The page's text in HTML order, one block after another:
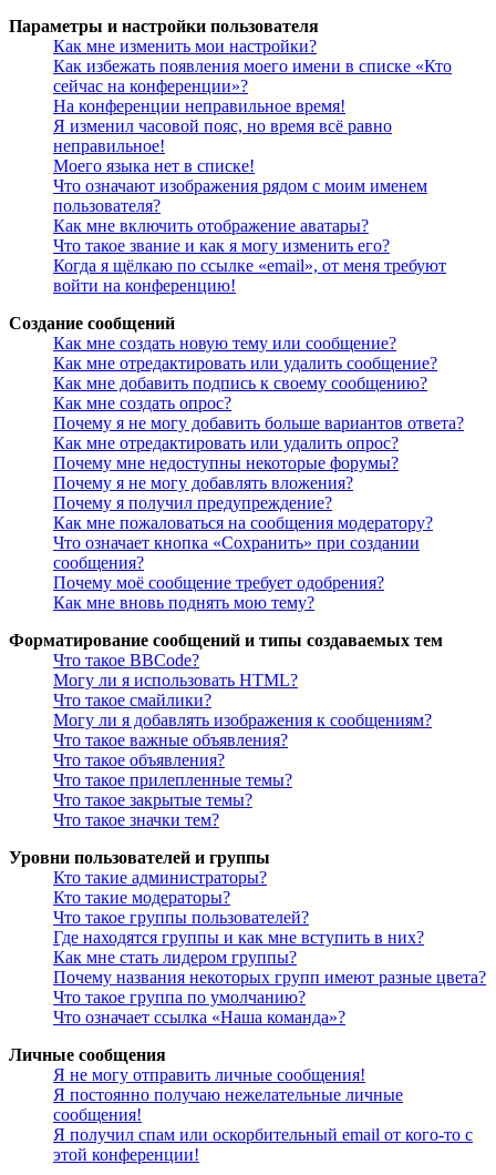
Параметры и настройки пользователя
Как мне изменить мои настройки?
Как избежать появления моего имени в списке «Кто
сейчас на конференции»?
На конференции неправильное время!
Я изменил часовой пояс, но время всё равно
неправильное!
Моего языка нет в списке!
Что означают изображения рядом с моим именем
пользователя?
Как мне включить отображение аватары?
Что такое звание и как я могу изменить его?
Когда я щёлкаю по ссылке «email», от меня требуют
войти на конференцию!
Создание сообщений
Как мне создать новую тему или сообщение?
Как мне отредактировать или удалить сообщение?
Как мне добавить подпись к своему сообщению?
Как мне создать опрос?
Почему я не могу добавить больше вариантов ответа?
Как мне отредактировать или удалить опрос?
Почему мне недоступны некоторые форумы?
Почему я не могу добавлять вложения?
Почему я получил предупреждение?
Как мне пожаловаться на сообщения модератору?
Что означает кнопка «Сохранить» при создании
сообщения?
Почему моё сообщение требует одобрения?
Как мне вновь поднять мою тему?
Форматирование сообщений и типы создаваемых тем
Что такое BBCode?
Могу ли я использовать HTML?
Что такое смайлики?
Могу ли я добавлять изображения к сообщениям?
Что такое важные объявления?
Что такое объявления?
Что такое прилепленные темы?
Что такое закрытые темы?
Что такое значки тем?
Уровни пользователей и группы
Кто такие администраторы?
Кто такие модераторы?
Что такое группы пользователей?
Где находятся группы и как мне вступить в них?
Как мне стать лидером группы?
Почему названия некоторых групп имеют разные цвета?
Что такое группа по умолчанию?
Что означает ссылка «Наша команда»?
Личные сообщения
Я не могу отправить личные сообщения!
Я постоянно получаю нежелательные личные
сообщения!
Я получил спам или оскорбительный email от кого-то с
этой конференции!